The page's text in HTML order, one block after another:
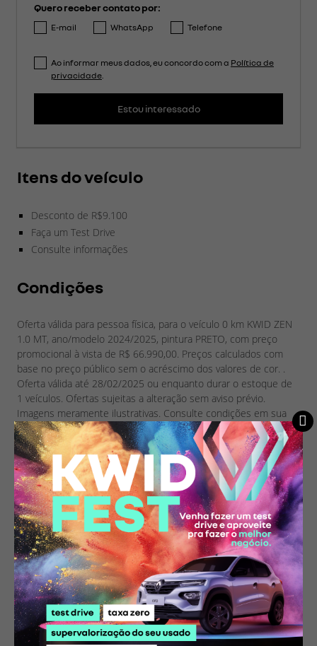
Quero receber contato por:
E-mail WhatsApp Telefone
Ao informar meus dados, eu concordo com a Política de
privacidade
Estou interessado
Itens do veículo
Desconto de R$9.100
Faça um Test Drive
Consulte informações
Condições
Oferta válida para pessoa física, para o veículo 0 km KWID ZEN
1.0 MT, ano/modelo 2024/2025, pintura PRETO, com preço
promocional à vista de R$ 66.990,00. Preços calculados com
base no preço público sem o acréscimo dos valores de cor. .
Oferta válida até 28/02/2025 ou enquanto durar o estoque de
1 veículos. Ofertas sujeitas a alteração sem aviso prévio.
Imagens meramente ilustrativas. Consulte condições em sua
concessionária Renault Morel - www.renaultmorel.com.br.
Ouvidoria Grupo Vianorte 08007180018.
* Imagens meramente ilustrativas. Alguns itens apresentados
poderão não estar disponíveis nas versões. Preços sugeridos e válidos
até 31/08/2026. Os preços poderão ser modificados sem aviso prévio.
Consulte e confirme todas as informações com um de nossos
vendedores.
Compartilhe essa oferta: